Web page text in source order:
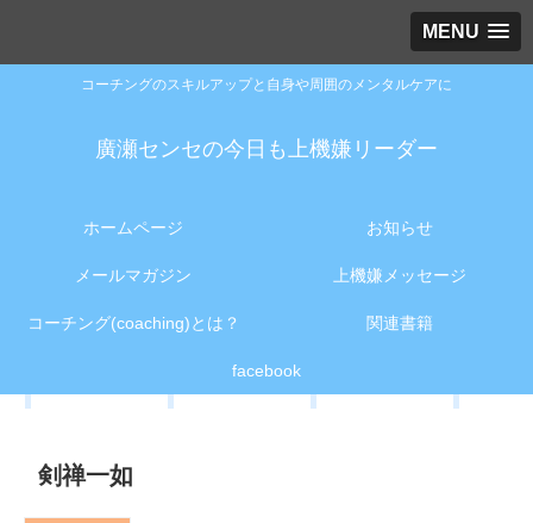
MENU
コーチングのスキルアップと自身や周囲のメンタルケアに
廣瀬センセの今日も上機嫌リーダー
ホームページ お知らせ
メールマガジン 上機嫌メッセージ
コーチング(coaching)とは？ 関連書籍
facebook
剣禅一如